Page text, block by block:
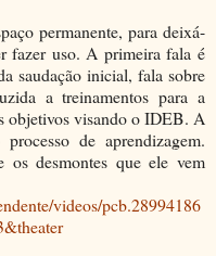
permanente, para deixá-
fazer uso. A primeira fala é
saudação inicial, fala sobre
a treinamentos para a
objetivos visando o IDEB. A
de aprendizagem.
desmontes que ele vem
videos/pcb.28994186